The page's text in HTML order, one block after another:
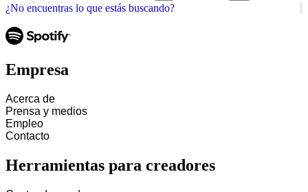
¿No encuentras lo que estás buscando?
Empresa
Acerca de
Prensa y medios
Empleo
Contacto
Herramientas para creadores